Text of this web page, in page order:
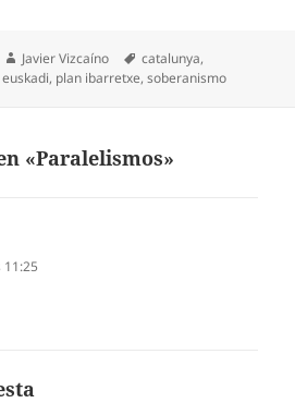
Autor
Javier Vizcaíno Etiquetas
catalunya,
euskadi, plan ibarretxe,soberanismo
«Paralelismos»